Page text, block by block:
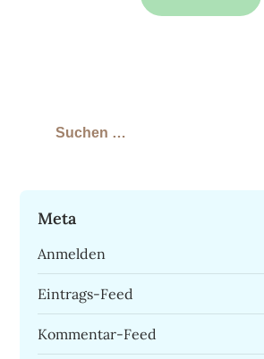
Suchen
Meta
Anmelden
Eintrags-Feed
Kommentar-Feed